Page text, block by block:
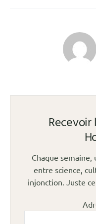
Chaque
entre science,
injonction. Juste